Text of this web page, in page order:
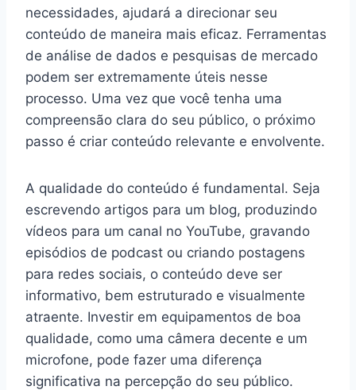
necessidades, ajudará a direcionar seu
conteúdo de maneira mais eficaz. Ferramentas
de análise de dados e pesquisas de mercado
podem ser extremamente úteis nesse
processo. Uma vez que você tenha uma
compreensão clara do seu público, o próximo
passo é criar conteúdo relevante e envolvente.
A qualidade do conteúdo é fundamental. Seja
escrevendo artigos para um blog, produzindo
vídeos para um canal no YouTube, gravando
episódios de podcast ou criando postagens
para redes sociais, o conteúdo deve ser
informativo, bem estruturado e visualmente
atraente. Investir em equipamentos de boa
qualidade, como uma câmera decente e um
microfone, pode fazer uma diferença
significativa na percepção do seu público.